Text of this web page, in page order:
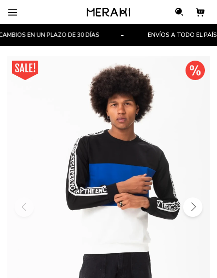

EN UN PLAZO DE 30 DÍAS ENVÍOS A TODO EL PAÍS